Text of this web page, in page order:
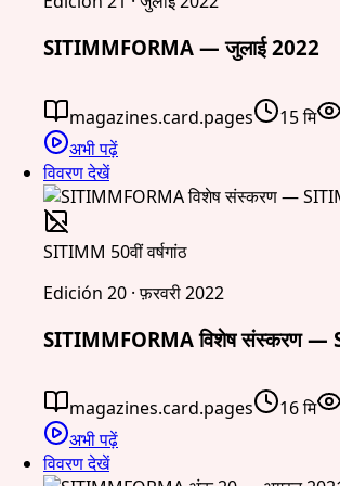
SITIMMFORMA — जुलाई 2022
magazines.card.pages 15 मि
अभी पढ़ें
विवरण देखें
SITIMM 50वीं वर्षगांठ
Edición 20 · फ़रवरी 2022
SITIMMFORMA विशेष संस्करण —
magazines.card.pages 16 मि
अभी पढ़ें
विवरण देखें